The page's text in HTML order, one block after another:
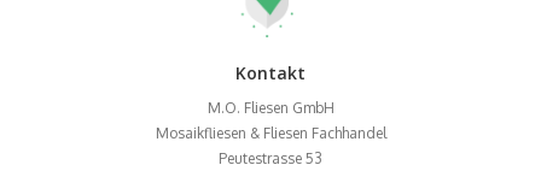
Kontakt
M.O. Fliesen GmbH
Mosaikfliesen & Fliesen Fachhandel
Peutestrasse 53